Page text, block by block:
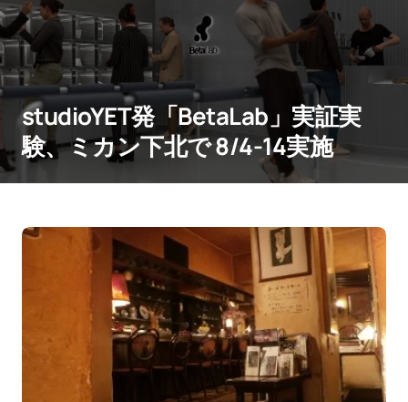
studioYET発「BetaLab」実証実
験、ミカン下北で 8/4-14実施